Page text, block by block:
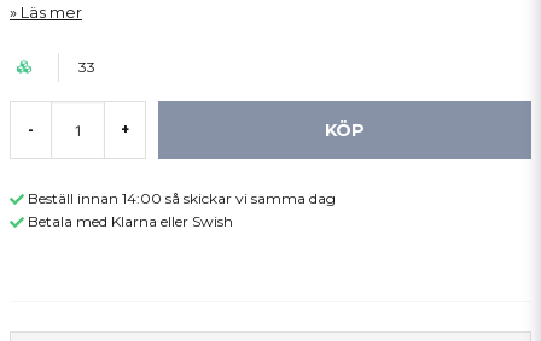
Läs mer
33
- + KÖP
Beställ innan 14:00 så skickar vi samma dag
Betala med Klarna eller Swish